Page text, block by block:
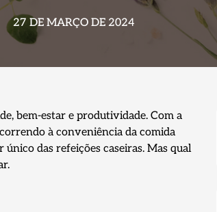
27 DE MARÇO DE 2024
bem-estar e produtividade. Com a
à conveniência da comida
das refeições caseiras. Mas qual